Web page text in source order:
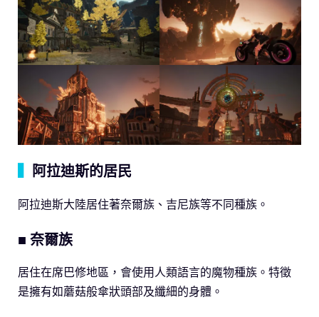
阿拉迪斯的居民
阿拉迪斯大陸居住著奈爾族、吉尼族等不同種族。
■ 奈爾族
居住在席巴修地區，會使用人類語言的魔物種族。特徵
是擁有如蘑菇般傘狀頭部及纖細的身體。